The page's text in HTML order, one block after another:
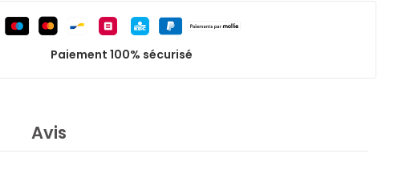
Paiement 100% sécurisé
Avis